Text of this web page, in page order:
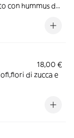
18,00 €
di zucca e